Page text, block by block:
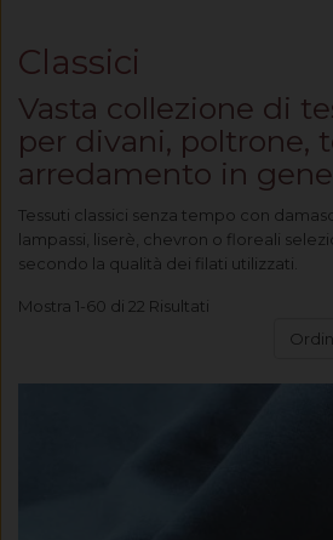
Classici
Vasta collezione di
per divani, poltrone,
arredamento in
Tessuti classici senza tempo con
lampassi, liserè, chevron o floreali
secondo la qualità dei filati utilizzati.
Mostra 1-60 di 22 Risultati